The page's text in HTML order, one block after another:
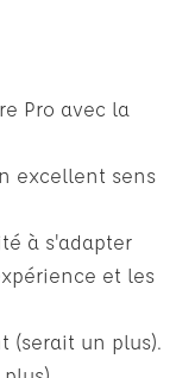
Pro avec la
excellent sens
à s'adapter
et les
(serait un plus).